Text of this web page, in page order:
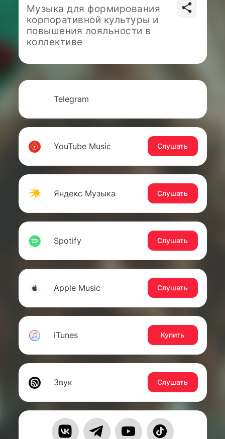
Музыка для формирования
корпоративной культуры и
повышения лояльности в
коллективе
Telegram
YouTube Music Слушать
Яндекс Музыка Слушать
Spotify Слушать
Apple Music Слушать
iTunes Купить
Звук Слушать